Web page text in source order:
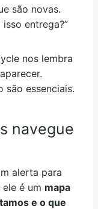
são novas.
entrega?”
nos lembra
são essenciais.
navegue
alerta para
é um mapa
e o que